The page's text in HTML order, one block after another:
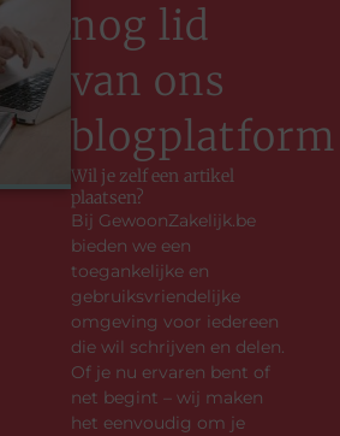
nog lid
van ons
blogplatform
Wil je zelf een artikel
plaatsen?
Bij GewoonZakelijk.be
bieden we een
toegankelijke en
gebruiksvriendelijke
omgeving voor iedereen
die wil schrijven en delen.
Of je nu ervaren bent of
net begint – wij maken
het eenvoudig om je